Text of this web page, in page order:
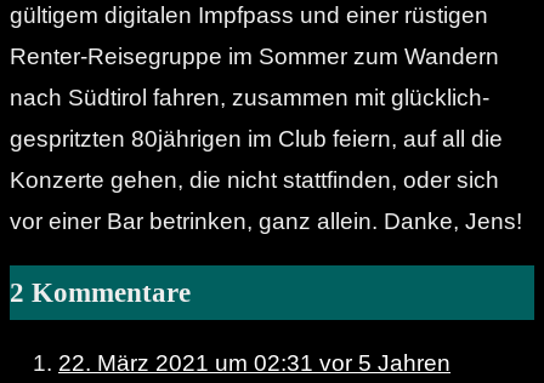
gültigem digitalen Impfpass und einer rüstigen
Renter-Reisegruppe im Sommer zum Wandern
nach Südtirol fahren, zusammen mit glücklich-
gespritzten 80jährigen im Club feiern, auf all die
Konzerte gehen, die nicht stattfinden, oder sich
vor einer Bar betrinken, ganz allein. Danke, Jens!
2 Kommentare
22. März 2021 um 02:31 vor 5 Jahren